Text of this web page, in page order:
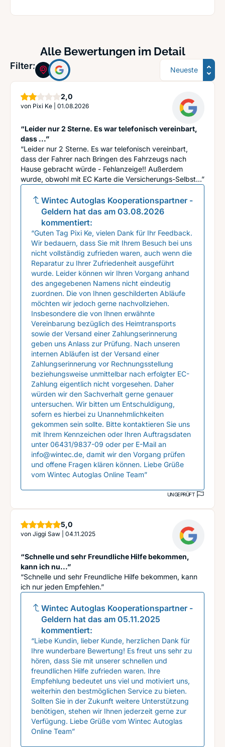
Alle Bewertungen im Detail
Filter: Sortierung
2,0Sterne
von Pixi Ke 01.08.2026
“Leider nur 2 Sterne. Es war telefonisch vereinbart,
dass ...”
“Leider nur 2 Sterne. Es war telefonisch vereinbart,
dass der Fahrer nach Bringen des Fahrzeugs nach
Hause gebracht würde - Fehlanzeige!! Außerdem
wurde, obwohl mit EC Karte die Versicherungs-Selbst...”
Wintec Autoglas Kooperationspartner -
Geldern hat das am 03.08.2026
kommentiert:
“Guten Tag Pixi Ke, vielen Dank für Ihr Feedback.
Wir bedauern, dass Sie mit Ihrem Besuch bei uns
nicht vollständig zufrieden waren, auch wenn die
Reparatur zu Ihrer Zufriedenheit ausgeführt
wurde. Leider können wir Ihren Vorgang anhand
des angegebenen Namens nicht eindeutig
zuordnen. Die von Ihnen geschilderten Abläufe
möchten wir jedoch gerne nachvollziehen.
Insbesondere die von Ihnen erwähnte
Vereinbarung bezüglich des Heimtransports
sowie der Versand einer Zahlungserinnerung
geben uns Anlass zur Prüfung. Nach unseren
internen Abläufen ist der Versand einer
Zahlungserinnerung vor Rechnungsstellung
beziehungsweise unmittelbar nach erfolgter EC-
Zahlung eigentlich nicht vorgesehen. Daher
würden wir den Sachverhalt gerne genauer
untersuchen. Wir bitten um Entschuldigung,
sofern es hierbei zu Unannehmlichkeiten
gekommen sein sollte. Bitte kontaktieren Sie uns
mit Ihrem Kennzeichen oder Ihren Auftragsdaten
unter 06431/9837-09 oder per E-Mail an
info@wintec.de, damit wir den Vorgang prüfen
und offene Fragen klären können. Liebe Grüße
vom Wintec Autoglas Online Team”
UNGEPRÜFT
5,0Sterne
von Jiggi Saw 04.11.2025
“Schnelle und sehr Freundliche Hilfe bekommen,
kann ich nu...”
“Schnelle und sehr Freundliche Hilfe bekommen, kann
ich nur jeden Empfehlen.”
Wintec Autoglas Kooperationspartner -
Geldern hat das am 05.11.2025
kommentiert:
“Liebe Kundin, lieber Kunde, herzlichen Dank für
Ihre wunderbare Bewertung! Es freut uns sehr zu
hören, dass Sie mit unserer schnellen und
freundlichen Hilfe zufrieden waren. Ihre
Empfehlung bedeutet uns viel und motiviert uns,
weiterhin den bestmöglichen Service zu bieten.
Sollten Sie in der Zukunft weitere Unterstützung
benötigen, stehen wir Ihnen jederzeit gerne zur
Verfügung. Liebe Grüße vom Wintec Autoglas
Online Team”